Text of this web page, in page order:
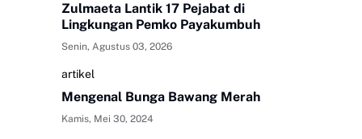
Zulmaeta Lantik 17 Pejabat di
Lingkungan Pemko Payakumbuh
Senin, Agustus 03, 2026
artikel
Mengenal Bunga Bawang Merah
Kamis, Mei 30, 2024